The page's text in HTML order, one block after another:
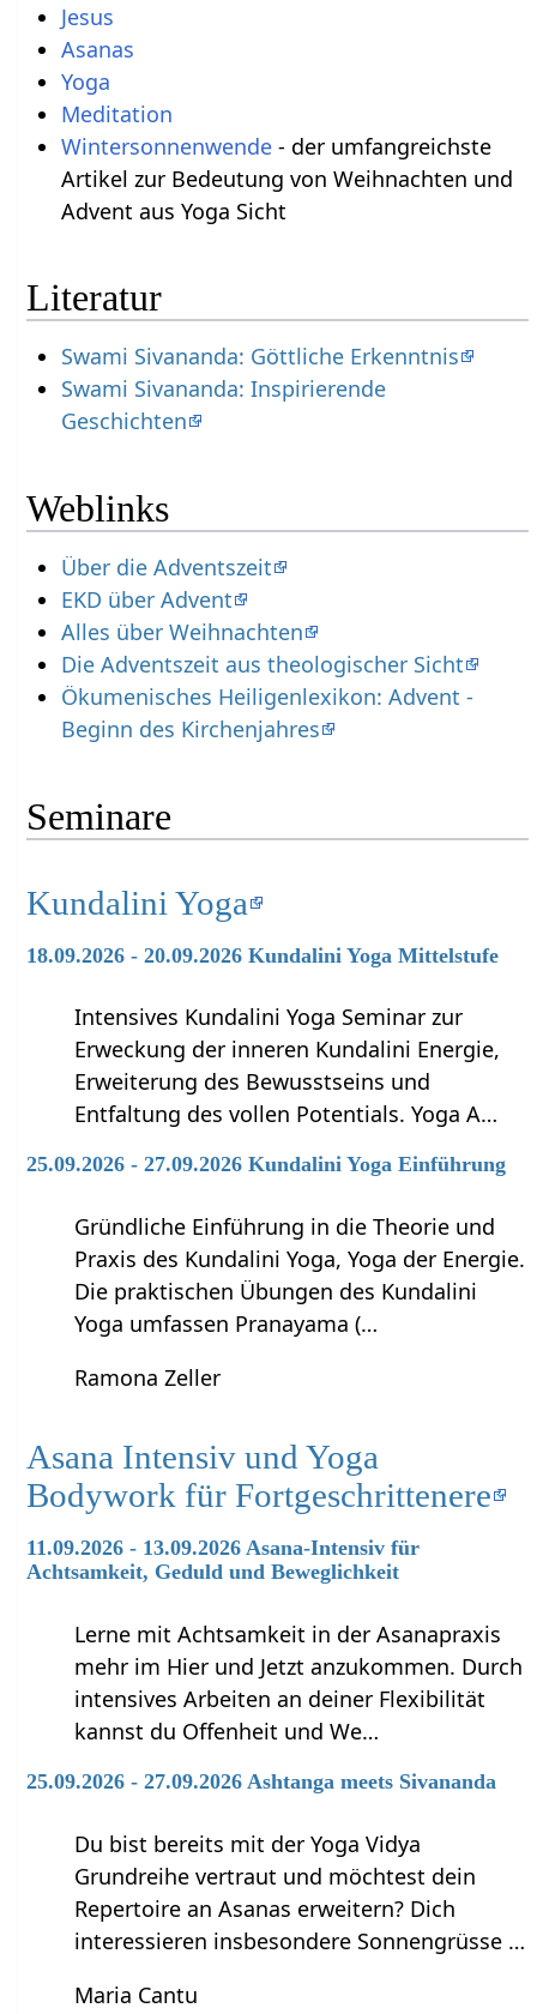
Jesus
Asanas
Yoga
Meditation
Wintersonnenwende- der umfangreichste
Artikel zur Bedeutung von Weihnachten und
Advent aus Yoga Sicht
Literatur
Swami Sivananda: Göttliche Erkenntnis
Swami Sivananda: Inspirierende
Geschichten
Weblinks
Über die Adventszeit
EKD über Advent
Alles über Weihnachten
Die Adventszeit aus theologischer Sicht
Ökumenisches Heiligenlexikon: Advent -
Beginn des Kirchenjahres
Seminare
Kundalini Yoga
18.09.2026 - 20.09.2026 Kundalini Yoga Mittelstufe
Intensives Kundalini Yoga Seminar zur
Erweckung der inneren Kundalini Energie,
Erweiterung des Bewusstseins und
Entfaltung des vollen Potentials. Yoga A…
25.09.2026 - 27.09.2026 Kundalini Yoga Einführung
Gründliche Einführung in die Theorie und
Praxis des Kundalini Yoga, Yoga der Energie.
Die praktischen Übungen des Kundalini
Yoga umfassen Pranayama (…
Ramona Zeller
Asana Intensiv und Yoga
Bodywork für Fortgeschrittenere
11.09.2026 - 13.09.2026 Asana-Intensiv für
Achtsamkeit, Geduld und Beweglichkeit
Lerne mit Achtsamkeit in der Asanapraxis
mehr im Hier und Jetzt anzukommen. Durch
intensives Arbeiten an deiner Flexibilität
kannst du Offenheit und We…
25.09.2026 - 27.09.2026 Ashtanga meets Sivananda
Du bist bereits mit der Yoga Vidya
Grundreihe vertraut und möchtest dein
Repertoire an Asanas erweitern? Dich
interessieren insbesondere Sonnengrüsse …
Maria Cantu